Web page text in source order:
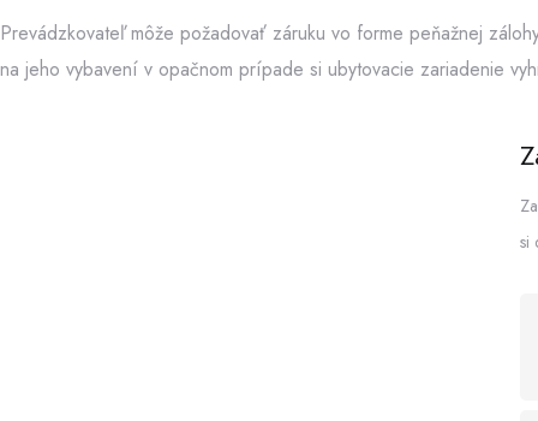
Prevádzkovateľ môže požadovať záruku vo forme peňažnej
na jeho vybavení v opačnom prípade si ubytovacie zariadenie
si